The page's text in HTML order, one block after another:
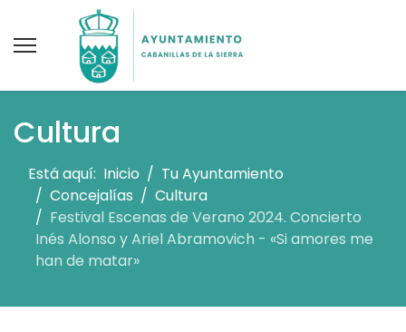
Cultura
Está aquí: Inicio
Tu Ayuntamiento
Concejalías
Cultura
Festival Escenas de Verano 2024. Concierto
Inés Alonso y Ariel Abramovich - «Si amores me
han de matar»